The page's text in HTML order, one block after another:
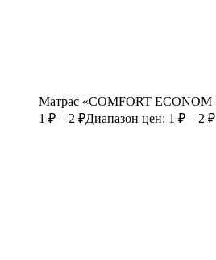
Матрас «COMFORT
1 ₽ – 2 ₽Диапазон цен: 1 ₽ – 2 ₽